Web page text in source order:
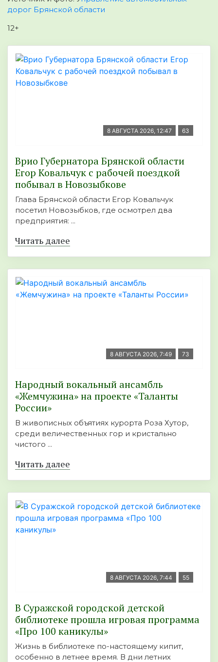
дорог Брянской области
12+
8 АВГУСТА 2026, 12:47 63
Врио Губернатора Брянской области
Егор Ковальчук с рабочей поездкой
побывал в Новозыбкове
Глава Брянской области Егор Ковальчук
посетил Новозыбков, где осмотрел два
предприятия: ...
Читать далее
8 АВГУСТА 2026, 7:49 73
Народный вокальный ансамбль
«Жемчужина» на проекте «Таланты
России»
В живописных объятиях курорта Роза Хутор,
среди величественных гор и кристально
чистого ...
Читать далее
8 АВГУСТА 2026, 7:44 55
В Суражской городской детской
библиотеке прошла игровая программа
«Про 100 каникулы»
Жизнь в библиотеке по-настоящему кипит,
особенно в летнее время. В дни летних